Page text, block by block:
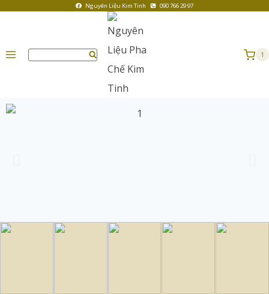
Nguyên Liệu Kim Tinh 090 766 29 97
1